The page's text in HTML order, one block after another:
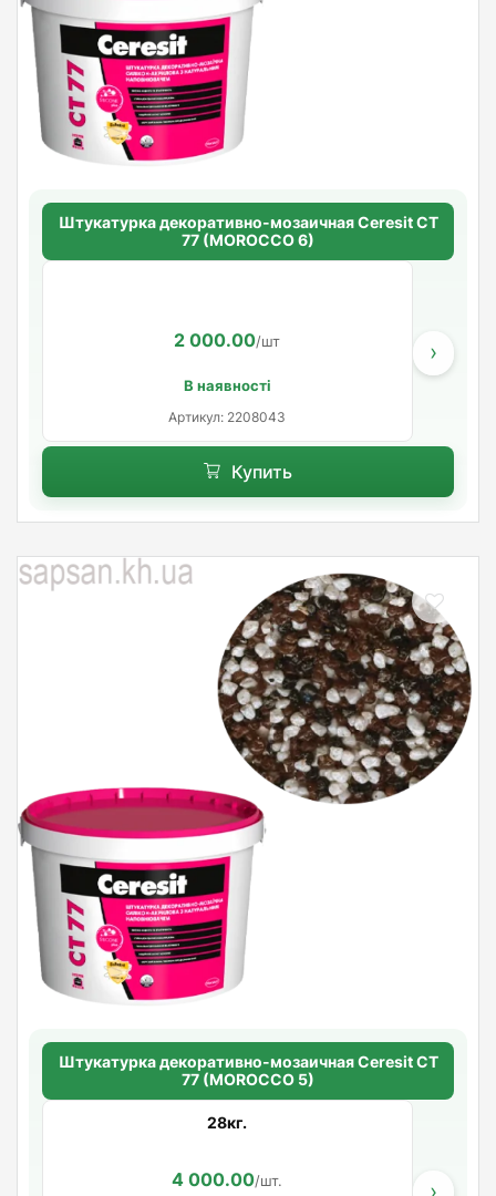
Штукатурка декоративно-мозаичная Ceresit CT
77 (MOROCCO 6)
2 000.00/шт
В наявності
Артикул: 2208043
›
Купить
Штукатурка декоративно-мозаичная Ceresit CT
77 (MOROCCO 5)
28кг.
4 000.00/шт.